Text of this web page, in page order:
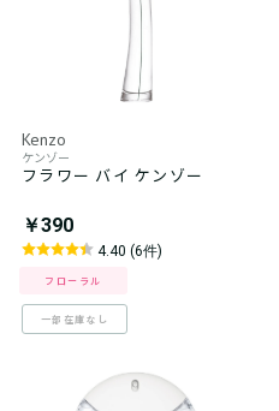
Kenzo
ケンゾー
フラワー バイ ケンゾー
￥390
4.40 (6件)
フローラル
一部在庫なし